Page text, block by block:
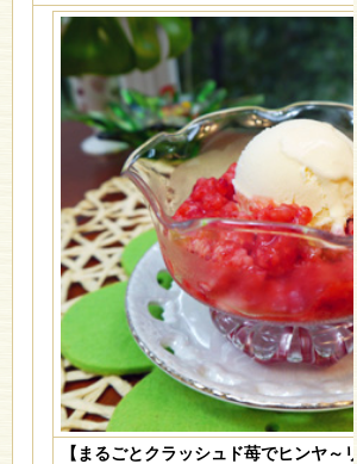
【まるごとクラッシュド苺でヒンヤ～リ